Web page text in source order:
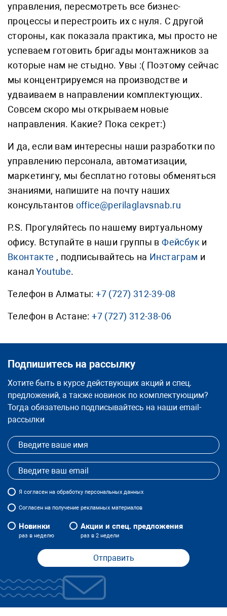
управления, пересмотреть все бизнес-
процессы и перестроить их с нуля. С другой
стороны, как показала практика, мы просто не
успеваем готовить бригады монтажников за
которые нам не стыдно. Увы :( Поэтому сейчас
мы концентрируемся на производстве и
удваиваем в направлении комплектующих.
Совсем скоро мы открываем новые
направления. Какие? Пока секрет:)
И да, если вам интересны наши разработки по
управлению персонала, автоматизации,
маркетингу, мы бесплатно готовы обменяться
знаниями, напишите на почту наших
консультантов office@perilaglavsnab.ru
P.S. Прогуляйтесь по нашему виртуальному
офису. Вступайте в наши группы вФейсбук и
Вконтакте , подписывайтесь на Инстаграм и
каналYoutube.
Телефон в Алматы:+7 (727) 312-39-08
Телефон в Астане:+7 (727) 312-38-06
Подпишитесь на рассылку
Хотите быть в курсе действующих акций и спец.
предложений, а также новинок по комплектующим?
Тогда обязательно подписывайтесь на наши email-
рассылки
Я согласен на обработку персональных данных
Согласен на получение рекламных материалов
Новинки
раз в неделю
Акции и спец. предложения
раз в 2 недели
Отправить